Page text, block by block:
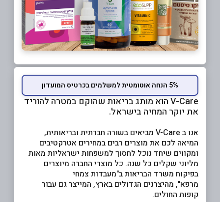
5% הנחה אוטומטית למשלמים בכרטיס המועדון
V-Care הוא מותג בריאות שהוקם במטרה להוריד
את יוקר המחיה בישראל.
אנו ב V-Care מביאים בשורה חברתית ובריאותית,
המיאה לכם את מוצרים רבים במחירים אטרקטיבים
ומקווים שיחד נוכל לחסוך למשפחות ישראליות מאות
מליוני שקלים כל שנה. כל מוצרי החברה מיוצרים
בפיקוח משרד הבריאות ב"מעבדות צמחי
מרפא", מהיצרנים הגדולים בארץ, המייצר גם עבור
קופות החולים.